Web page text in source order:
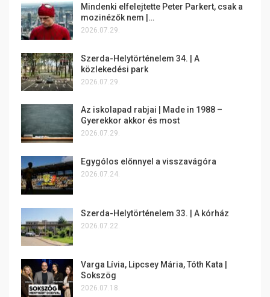
Mindenki elfelejtette Peter Parkert, csak a
mozinézők nem |…
2026.07.29.
Szerda-Helytörténelem 34. | A
közlekedési park
2026.07.29.
Az iskolapad rabjai | Made in 1988 –
Gyerekkor akkor és most
2026.07.29.
Egygólos előnnyel a visszavágóra
2026.07.24.
Szerda-Helytörténelem 33. | A kórház
2026.07.22.
Varga Lívia, Lipcsey Mária, Tóth Kata |
Sokszög
2026.07.18.